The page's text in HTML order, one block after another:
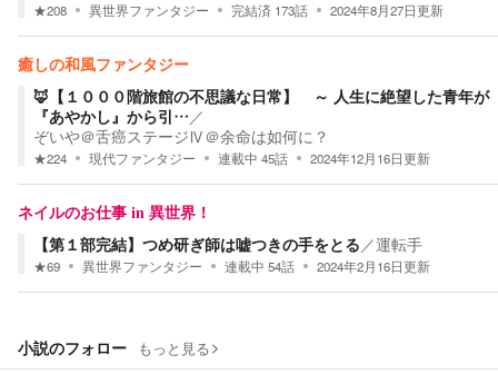
★208 異世界ファンタジー 完結済 173話 2024年8月27日更新
癒しの和風ファンタジー
🦊【１０００階旅館の不思議な日常】 ～ 人生に絶望した青年が
『あやかし』から引…／
ぞいや＠舌癌ステージⅣ＠余命は如何に？
★224 現代ファンタジー 連載中 45話 2024年12月16日更新
ネイルのお仕事 in 異世界！
【第１部完結】つめ研ぎ師は嘘つきの手をとる／運転手
★69 異世界ファンタジー 連載中 54話 2024年2月16日更新
小説のフォロー もっと見る